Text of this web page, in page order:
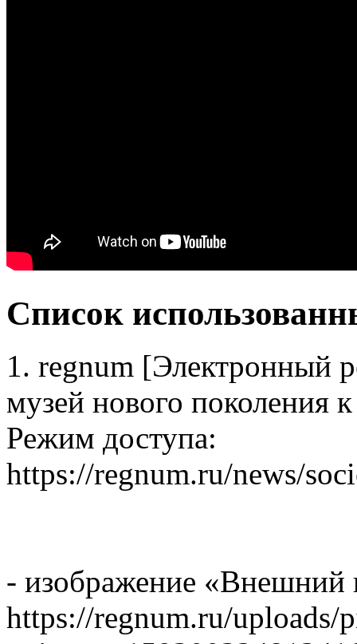
Список
1. regnum [Электронный
музей нового
Режим доступа:
https://regnum.ru/news/
- изображение «Внешний
https://regnum.ru/uploads/